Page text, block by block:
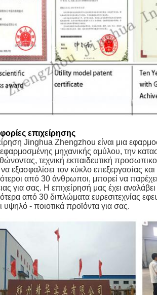
επιχείρησης
Jinghua Zhengzhou είναι μια
μηχανικής αμύλου, την
τεχνική εκπαιδευτική
εξασφαλίσει τον κύκλο επεξεργασίας
από 30 άνθρωποι, μπορεί να
για σας. Η επιχείρησή μας έχει
από 30 διπλώματα ευρεσιτεχνίας
υψηλό - ποιοτικά προϊόντα για σας.